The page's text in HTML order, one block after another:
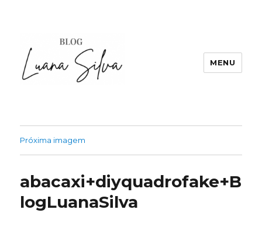
MENU
Próxima imagem
abacaxi+diyquadrofake+B
logLuanaSilva